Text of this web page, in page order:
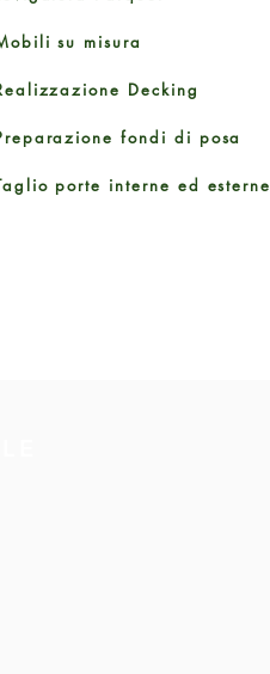
su misura
Decking
fondi di posa
porte interne ed esterne